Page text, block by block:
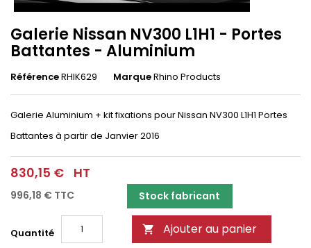
Galerie Nissan NV300 L1H1 - Portes
Battantes - Aluminium
RéférenceRHIK629 MarqueRhino Products
Galerie Aluminium + kit fixations pour Nissan NV300 L1H1 Portes
Battantes à partir de Janvier 2016
830,15 € HT
996,18 € TTC Stock fabricant
Quantité  Ajouter au panier